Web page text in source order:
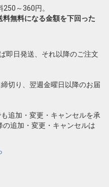
～360円。
無料になる金額を下回った
即日発送、それ以降のご注文
切り、翌週金曜日以降のお届
追加・変更・キャンセルを承
の追加・変更・キャンセルは